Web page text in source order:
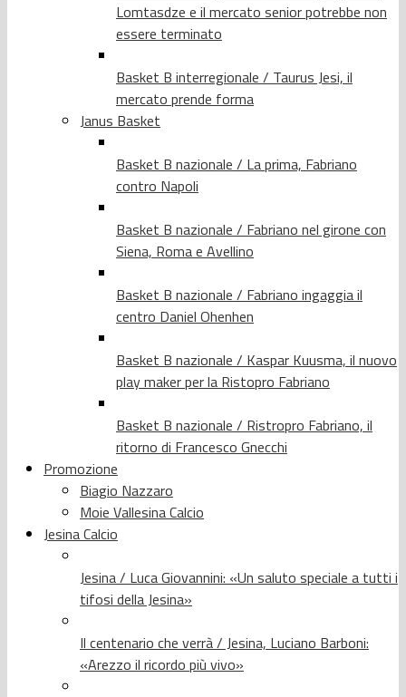
Lomtasdze e il mercato senior potrebbe non
essere terminato
Basket B interregionale / Taurus Jesi, il
mercato prende forma
Janus Basket
Basket B nazionale / La prima, Fabriano
contro Napoli
Basket B nazionale / Fabriano nel girone con
Siena, Roma e Avellino
Basket B nazionale / Fabriano ingaggia il
centro Daniel Ohenhen
Basket B nazionale / Kaspar Kuusma, il nuovo
play maker per la Ristopro Fabriano
Basket B nazionale / Ristropro Fabriano, il
ritorno di Francesco Gnecchi
Promozione
Biagio Nazzaro
Moie Vallesina Calcio
Jesina Calcio
Jesina / Luca Giovannini: «Un saluto speciale a tutti i
tifosi della Jesina»
Il centenario che verrà / Jesina, Luciano Barboni:
«Arezzo il ricordo più vivo»